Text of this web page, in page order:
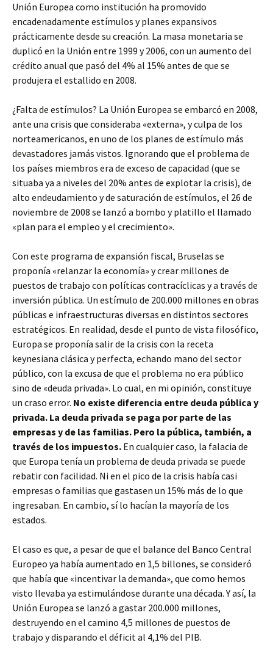
Unión Europea como institución ha promovido
encadenadamente estímulos y planes expansivos
prácticamente desde su creación. La masa monetaria se
duplicó en la Unión entre 1999 y 2006, con un aumento del
crédito anual que pasó del 4% al 15% antes de que se
produjera el estallido en 2008.
¿Falta de estímulos? La Unión Europea se embarcó en 2008,
ante una crisis que consideraba «externa», y culpa de los
norteamericanos, en uno de los planes de estímulo más
devastadores jamás vistos. Ignorando que el problema de
los países miembros era de exceso de capacidad (que se
situaba ya a niveles del 20% antes de explotar la crisis), de
alto endeudamiento y de saturación de estímulos, el 26 de
noviembre de 2008 se lanzó a bombo y platillo el llamado
«plan para el empleo y el crecimiento».
Con este programa de expansión fiscal, Bruselas se
proponía «relanzar la economía» y crear millones de
puestos de trabajo con políticas contracíclicas y a través de
inversión pública. Un estímulo de 200.000 millones en obras
públicas e infraestructuras diversas en distintos sectores
estratégicos. En realidad, desde el punto de vista filosófico,
Europa se proponía salir de la crisis con la receta
keynesiana clásica y perfecta, echando mano del sector
público, con la excusa de que el problema no era público
sino de «deuda privada». Lo cual, en mi opinión, constituye
un craso error. No existe diferencia entre deuda pública y
privada. La deuda privada se paga por parte de las
empresas y de las familias. Pero la pública, también, a
través de los impuestos. En cualquier caso, la falacia de
que Europa tenía un problema de deuda privada se puede
rebatir con facilidad. Ni en el pico de la crisis había casi
empresas o familias que gastasen un 15% más de lo que
ingresaban. En cambio, sí lo hacían la mayoría de los
estados.
El caso es que, a pesar de que el balance del Banco Central
Europeo ya había aumentado en 1,5 billones, se consideró
que había que «incentivar la demanda», que como hemos
visto llevaba ya estimulándose durante una década. Y así, la
Unión Europea se lanzó a gastar 200.000 millones,
destruyendo en el camino 4,5 millones de puestos de
trabajo y disparando el déficit al 4,1% del PIB.